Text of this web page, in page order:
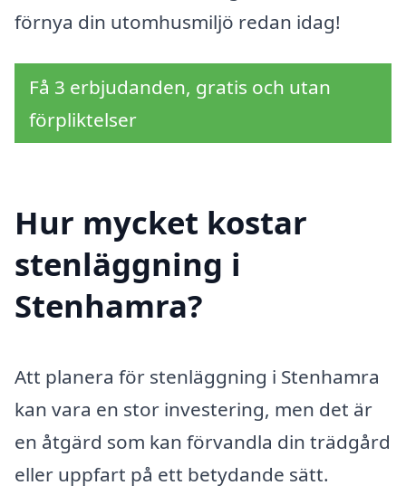
förnya din utomhusmiljö redan idag!
Få 3 erbjudanden, gratis och utan
förpliktelser
Hur mycket kostar
stenläggning i
Stenhamra?
Att planera för stenläggning i Stenhamra
kan vara en stor investering, men det är
en åtgärd som kan förvandla din trädgård
eller uppfart på ett betydande sätt.